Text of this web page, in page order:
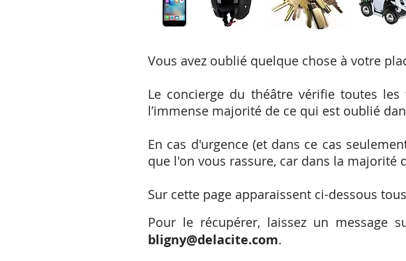
Vous avez oublié quelque chose à votre
Le concierge du théâtre vérifie toutes
l’immense majorité de ce qui est oublié
En cas d'urgence (et dans ce cas
que l'on vous rassure, car dans la majorité
Sur cette page apparaissent ci-dessous
Pour le récupérer, laissez un message
bligny@delacite.com.